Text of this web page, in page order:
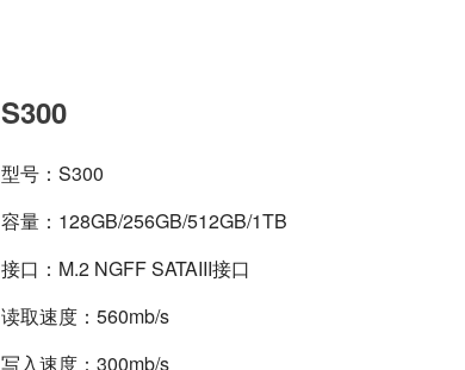
S300
型号：S300
容量：128GB/256GB/512GB/1TB
接口：M.2 NGFF SATAIII接口
读取速度：560mb/s
写入速度：300mb/s